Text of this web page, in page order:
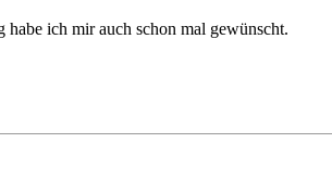
ich mir auch schon mal gewünscht.